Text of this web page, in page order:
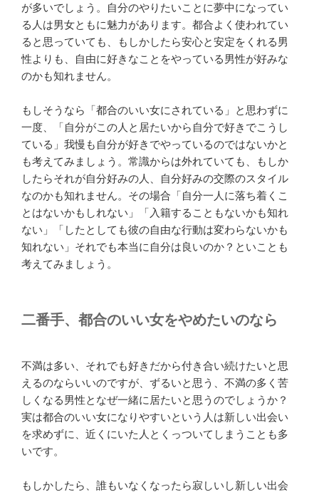
が多いでしょう。自分のやりたいことに夢中になってい
る人は男女ともに魅力があります。都合よく使われてい
ると思っていても、もしかしたら安心と安定をくれる男
性よりも、自由に好きなことをやっている男性が好みな
のかも知れません。
もしそうなら「都合のいい女にされている」と思わずに
一度、「自分がこの人と居たいから自分で好きでこうし
ている」我慢も自分が好きでやっているのではないかと
も考えてみましょう。常識からは外れていても、もしか
したらそれが自分好みの人、自分好みの交際のスタイル
なのかも知れません。その場合「自分一人に落ち着くこ
とはないかもしれない」「入籍することもないかも知れ
ない」「したとしても彼の自由な行動は変わらないかも
知れない」それでも本当に自分は良いのか？といことも
考えてみましょう。
二番手、都合のいい女をやめたいのなら
不満は多い、それでも好きだから付き合い続けたいと思
えるのならいいのですが、ずるいと思う、不満の多く苦
しくなる男性となぜ一緒に居たいと思うのでしょうか？
実は都合のいい女になりやすいという人は新しい出会い
を求めずに、近くにいた人とくっついてしまうことも多
いです。
もしかしたら、誰もいなくなったら寂しいし新しい出会